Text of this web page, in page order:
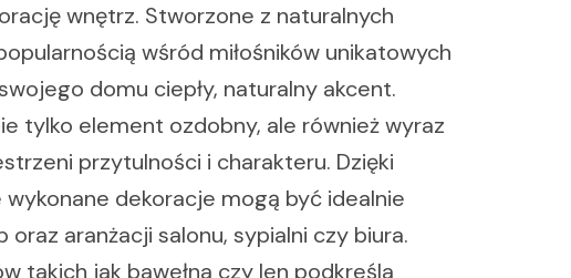
wnętrz. Stworzone z naturalnych
wśród miłośników unikatowych
domu ciepły, naturalny akcent.
tylko element ozdobny, ale również wyraz
przytulności i charakteru. Dzięki
dekoracje mogą być idealnie
aranżacji salonu, sypialni czy biura.
takich jak bawełna czy len podkreśla